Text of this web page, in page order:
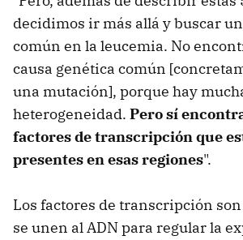
decidimos ir más allá y buscar
común en la leucemia. No
causa genética común
una mutación], porque hay
heterogeneidad. Pero sí
factores de transcripción que
presentes en esas regiones".
Los factores de transcripción
se unen al ADN para regular la